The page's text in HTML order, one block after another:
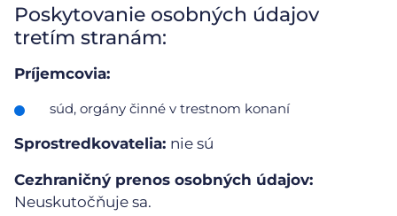
Poskytovanie osobných údajov
tretím stranám:
Príjemcovia:
súd, orgány činné v trestnom konaní
Sprostredkovatelia: nie sú
Cezhraničný prenos osobných údajov:
Neuskutočňuje sa.